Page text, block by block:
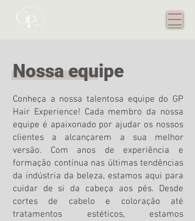
Nossa equipe
Conheça a nossa talentosa equipe do GP
Hair Experience! Cada membro da nossa
equipe é apaixonado por ajudar os nossos
clientes a alcançarem a sua melhor
versão. Com anos de experiência e
formação contínua nas últimas tendências
da indústria da beleza, estamos aqui para
cuidar de si da cabeça aos pés. Desde
cortes de cabelo e coloração até
tratamentos estéticos, estamos